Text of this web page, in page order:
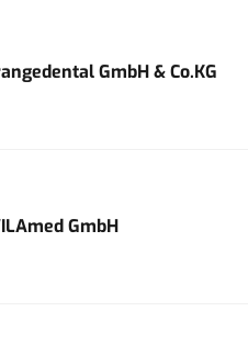
GmbH & Co.KG
GmbH